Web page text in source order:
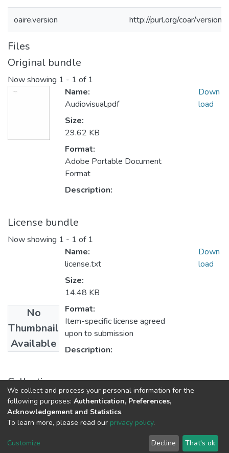
oaire.version http://purl.org/coar/
Files
Original bundle
Now showing 1 - 1 of 1
Name:
Audiovisual.pdf
Size:
29.62 KB
Format:
Adobe Portable Document
Format
Description:
Down
load
License bundle
Now showing 1 - 1 of 1
No
Thumbnail
Available
Name:
license.txt
Size:
14.48 KB
Format:
Item-specific license agreed
upon to submission
Description:
Down
load
Collections
2.2.2. Apropiación Social del Conocimiento
DSpace software copyright © 2002-2026
Cookie
End User
Send
We collect and process your personal information for the
following purposes: Authentication, Preferences,
Acknowledgement and Statistics.
To learn more, please read our privacy policy.
Customize Decline That's ok